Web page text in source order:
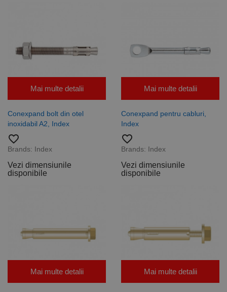
Mai multe detalii
Conexpand bolt din otel
inoxidabil A2, Index
favorite_border
Brands: Index
Vezi dimensiunile
disponibile
Mai multe detalii
Conexpand pentru cabluri,
Index
favorite_border
Brands: Index
Vezi dimensiunile
disponibile
Mai multe detalii Mai multe detalii